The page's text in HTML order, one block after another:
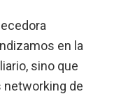
en la
sino que
de